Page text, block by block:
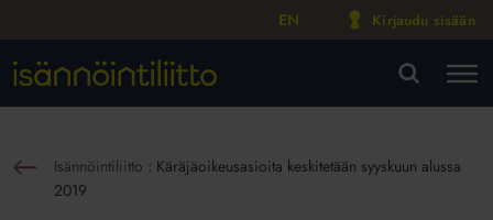
EN Kirjaudu sisään
Isännöintiliitto : Käräjäoikeusasioita keskitetään syyskuun alussa
2019